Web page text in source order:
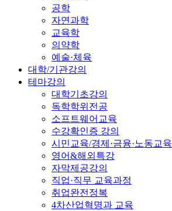
공학
자연과학
교육학
의약학
예술·체육
대학/기관강의
테마강의
대학기초강의
독학학위전공
소프트웨어교육
수강확인증 강의
시민교육/경제·금융·노동교육
영어&해외특강
자막제공강의
직업·직무 교육과정
취업완전정복
4차산업혁명과 교육